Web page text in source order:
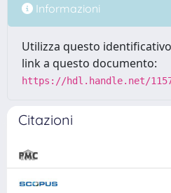
Informazioni
Utilizza questo
link a questo documento:
https://hdl.handle.net/
Citazioni